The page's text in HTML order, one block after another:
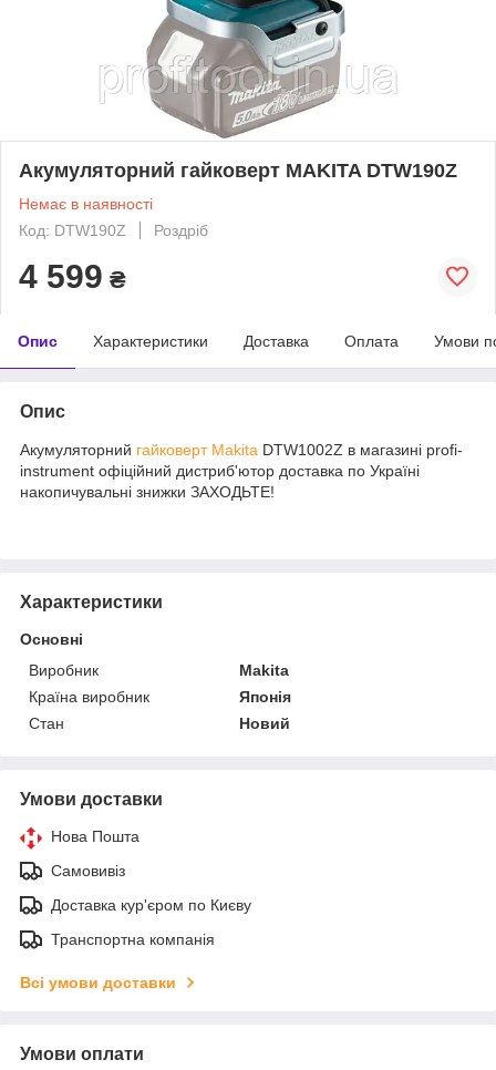
Акумуляторний гайковерт MAKITA DTW190Z
Немає в наявності
Код: DTW190Z
Роздріб
4 599 ₴
Опис Характеристики Доставка Оплата Умови
Опис
Акумуляторний гайковерт Makita DTW1002Z в магазині profi-
instrument офіційний дистриб'ютор доставка по Україні
накопичувальні знижки ЗАХОДЬТЕ!
Характеристики
Основні
Виробник
Makita
Країна виробник
Японія
Стан
Новий
Умови доставки
Нова Пошта
Самовивіз
Доставка кур'єром по Києву
Транспортна компанія
Всі умови доставки
Умови оплати